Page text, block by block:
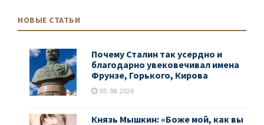
НОВЫЕ СТАТЬИ
Почему Сталин так усердно и
благодарно увековечивал имена
Фрунзе, Горького, Кирова
05. 08. 2026
Князь Мышкин: «Боже мой, как вы